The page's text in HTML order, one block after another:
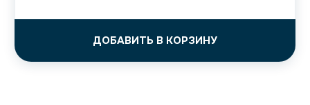
ДОБАВИТЬ В КОРЗИНУ